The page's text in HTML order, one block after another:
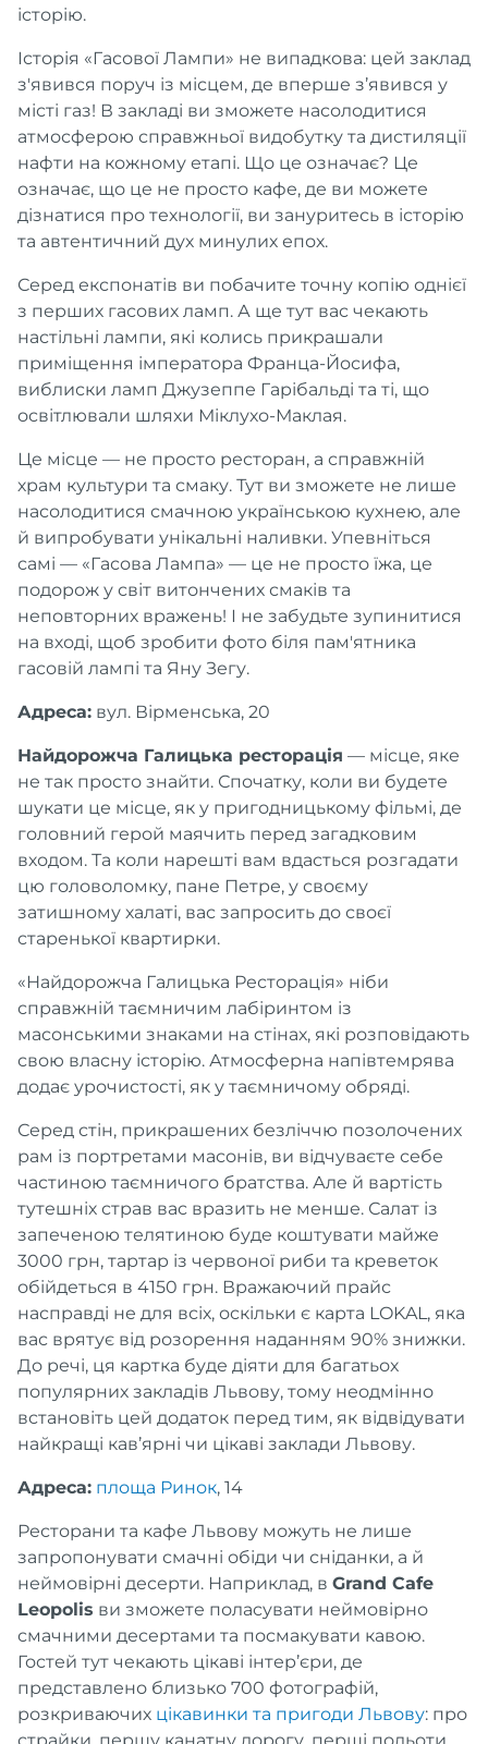
історію.
Історія «Гасової Лампи» не випадкова: цей заклад
з'явився поруч із місцем, де вперше з’явився у
місті газ! В закладі ви зможете насолодитися
атмосферою справжньої видобутку та дистиляції
нафти на кожному етапі. Що це означає? Це
означає, що це не просто кафе, де ви можете
дізнатися про технології, ви зануритесь в історію
та автентичний дух минулих епох.
Серед експонатів ви побачите точну копію однієї
з перших гасових ламп. А ще тут вас чекають
настільні лампи, які колись прикрашали
приміщення імператора Франца-Йосифа,
виблиски ламп Джузеппе Гарібальді та ті, що
освітлювали шляхи Міклухо-Маклая.
Це місце — не просто ресторан, а справжній
храм культури та смаку. Тут ви зможете не лише
насолодитися смачною українською кухнею, але
й випробувати унікальні наливки. Упевніться
самі — «Гасова Лампа» — це не просто їжа, це
подорож у світ витончених смаків та
неповторних вражень! І не забудьте зупинитися
на вході, щоб зробити фото біля пам'ятника
гасовій лампі та Яну Зегу.
Адреса: вул. Вірменська, 20
Найдорожча Галицька ресторація — місце, яке
не так просто знайти. Спочатку, коли ви будете
шукати це місце, як у пригодницькому фільмі, де
головний герой маячить перед загадковим
входом. Та коли нарешті вам вдасться розгадати
цю головоломку, пане Петре, у своєму
затишному халаті, вас запросить до своєї
старенької квартирки.
«Найдорожча Галицька Ресторація» ніби
справжній таємничим лабіринтом із
масонськими знаками на стінах, які розповідають
свою власну історію. Атмосферна напівтемрява
додає урочистості, як у таємничому обряді.
Серед стін, прикрашених безліччю позолочених
рам із портретами масонів, ви відчуваєте себе
частиною таємничого братства. Але й вартість
тутешніх страв вас вразить не менше. Салат із
запеченою телятиною буде коштувати майже
3000 грн, тартар із червоної риби та креветок
обійдеться в 4150 грн. Вражаючий прайс
насправді не для всіх, оскільки є карта LOKAL, яка
вас врятує від розорення наданням 90% знижки.
До речі, ця картка буде діяти для багатьох
популярних закладів Львову, тому неодмінно
встановіть цей додаток перед тим, як відвідувати
найкращі кав’ярні чи цікаві заклади Львову.
Адреса: площа Ринок, 14
Ресторани та кафе Львову можуть не лише
запропонувати смачні обіди чи сніданки, а й
неймовірні десерти. Наприклад, в Grand Cafe
Leopolis ви зможете поласувати неймовірно
смачними десертами та посмакувати кавою.
Гостей тут чекають цікаві інтер’єри, де
представлено близько 700 фотографій,
розкриваючих цікавинки та пригоди Львову: про
страйки, першу канатну дорогу, перші польоти,